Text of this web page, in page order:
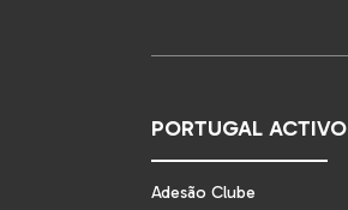
PORTUGAL ACTIVO
Adesão Clube